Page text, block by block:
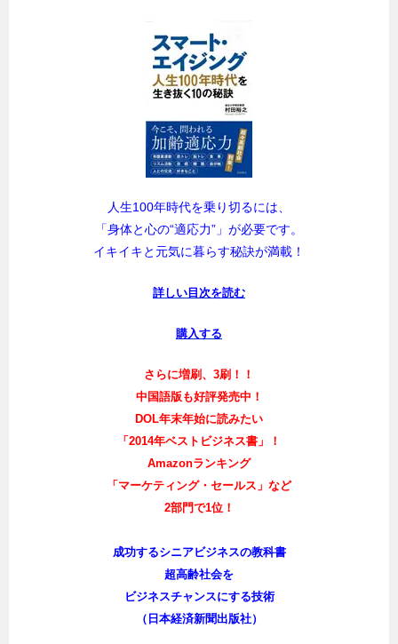
人生100年時代を乗り切るには、
「身体と心の“適応力”」が必要です。
イキイキと元気に暮らす秘訣が満載！
詳しい目次を読む
購入する
さらに増刷、3刷！！
中国語版も好評発売中！
DOL年末年始に読みたい
「2014年ベストビジネス書」！
Amazonランキング
「マーケティング・セールス」など
2部門で1位！
成功するシニアビジネスの教科書
超高齢社会を
ビジネスチャンスにする技術
（日本経済新聞出版社）